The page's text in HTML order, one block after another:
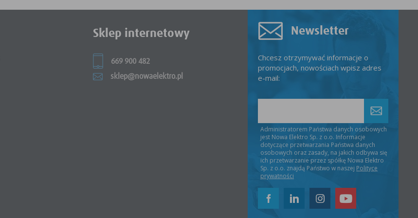
Sklep internetowy
669 900 482
sklep@nowaelektro.pl
Newsletter
Chcesz otrzymywać informacje o
promocjach, nowościach wpisz adres
e-mail:
Administratorem Państwa danych osobowych
jest Nowa Elektro Sp. z o.o. Informacje
dotyczące przetwarzania Państwa danych
osobowych oraz zasady, na jakich odbywa się
ich przetwarzanie przez spółkę Nowa Elektro
Sp. z o.o. znajdą Państwo w naszej Polityce
prywatności